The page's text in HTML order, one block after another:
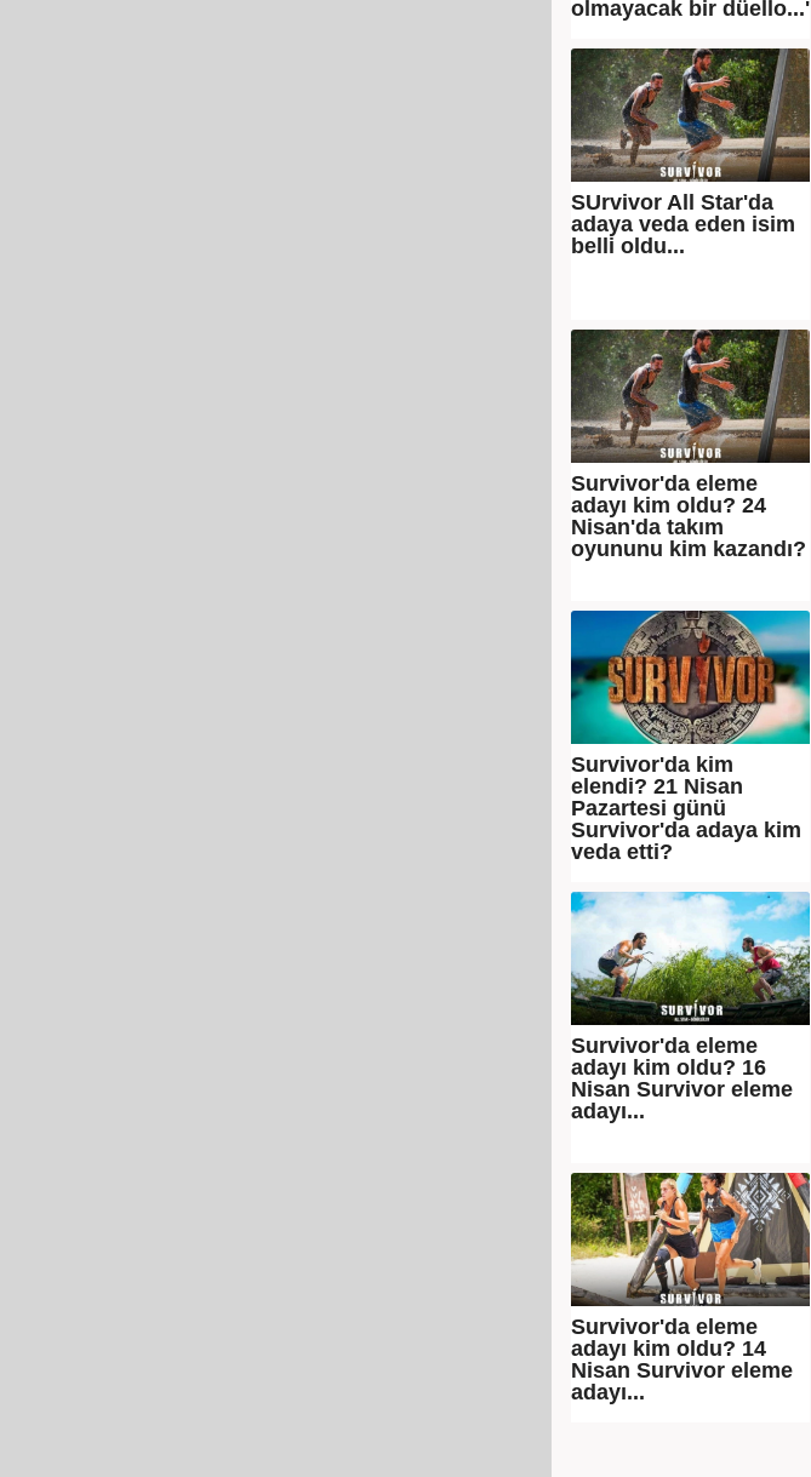
olmayacak bir düello...'
SUrvivor All Star'da
adaya veda eden isim
belli oldu...
Survivor'da eleme
adayı kim oldu? 24
Nisan'da takım
oyununu kim kazandı?
Survivor'da kim
elendi? 21 Nisan
Pazartesi günü
Survivor'da adaya kim
veda etti?
Survivor'da eleme
adayı kim oldu? 16
Nisan Survivor eleme
adayı...
Survivor'da eleme
adayı kim oldu? 14
Nisan Survivor eleme
adayı...